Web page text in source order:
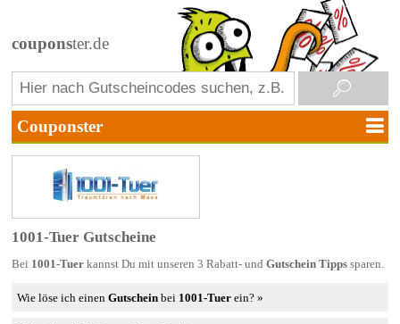
couponster.de
1001-Tuer Gutscheine
Bei 1001-Tuerkannst Du mit unseren 3 Rabatt- und Gutschein Tippssparen.
Wie löse ich einenGutschein bei 1001-Tuer ein? »